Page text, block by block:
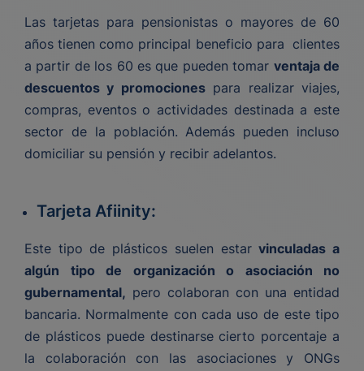
Las tarjetas para pensionistas o mayores de 60
años tienen como principal beneficio para clientes
a partir de los 60 es que pueden tomar ventaja de
descuentos y promocionespara realizar viajes,
compras, eventos o actividades destinada a este
sector de la población. Además pueden incluso
domiciliar su pensión y recibir adelantos.
Tarjeta Afiinity:
Este tipo de plásticos suelen estarvinculadas a
algún tipo de organización o asociación no
gubernamental, pero colaboran con una entidad
bancaria. Normalmente con cada uso de este tipo
de plásticos puede destinarse cierto porcentaje a
la colaboración con las asociaciones y ONGs